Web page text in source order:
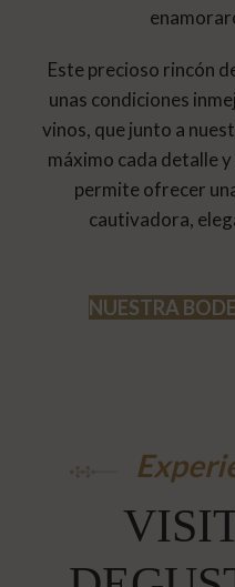
Este precioso rincón
unas condiciones
vinos, que junto a
máximo cada detalle
permite ofrecer
cautivadora,
NUESTRA